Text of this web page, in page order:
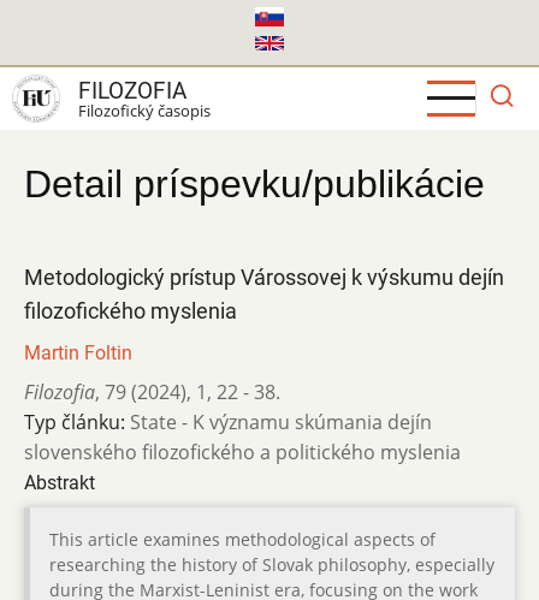
hlavný
obsah
FILOZOFIA
Filozofický časopis
Detail príspevku/publikácie
Metodologický prístup Várossovej k výskumu dejín
filozofického myslenia
Martin Foltin
Filozofia, 79 (2024), 1, 22 - 38.
Typ článku: State - K významu skúmania dejín
slovenského filozofického a politického myslenia
Abstrakt
This article examines methodological aspects of
researching the history of Slovak philosophy, especially
during the Marxist-Leninist era, focusing on the work